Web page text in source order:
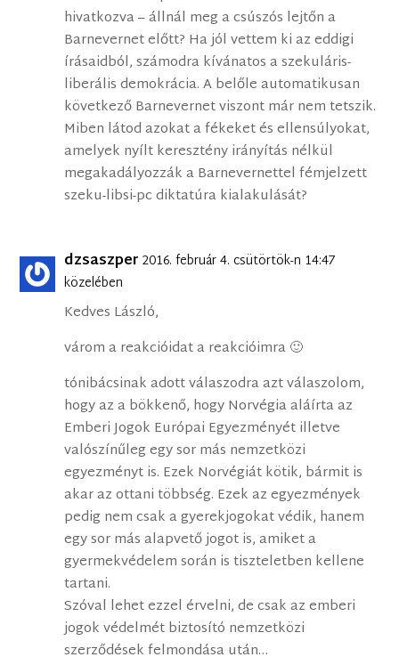
hivatkozva – állnál meg a csúszós lejtőn a
Barnevernet előtt? Ha jól vettem ki az eddigi
írásaidból, számodra kívánatos a szekuláris-
liberális demokrácia. A belőle automatikusan
következő Barnevernet viszont már nem tetszik.
Miben látod azokat a fékeket és ellensúlyokat,
amelyek nyílt keresztény irányítás nélkül
megakadályozzák a Barnevernettel fémjelzett
szeku-libsi-pc diktatúra kialakulását?
dzsaszper 2016. február 4. csütörtök-n 14:47
közelében
Kedves László,
várom a reakcióidat a reakcióimra 🙂
tónibácsinak adott válaszodra azt válaszolom,
hogy az a bökkenő, hogy Norvégia aláírta az
Emberi Jogok Európai Egyezményét illetve
valószínűleg egy sor más nemzetközi
egyezményt is. Ezek Norvégiát kötik, bármit is
akar az ottani többség. Ezek az egyezmények
pedig nem csak a gyerekjogokat védik, hanem
egy sor más alapvető jogot is, amiket a
gyermekvédelem során is tiszteletben kellene
tartani.
Szóval lehet ezzel érvelni, de csak az emberi
jogok védelmét biztosító nemzetközi
szerződések felmondása után…